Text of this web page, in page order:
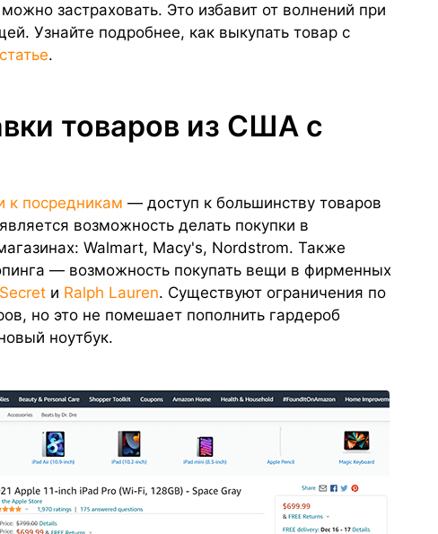
застраховать. Это избавит от волнений при
Узнайте подробнее, как выкупать товар с
.
товаров из США с
к посредникам — доступ к большинству товаров
возможность делать покупки в
Walmart, Macy's, Nordstrom. Также
— возможность покупать вещи в фирменных
и Ralph Lauren. Существуют ограничения по
но это не помешает пополнить гардероб
ноутбук.